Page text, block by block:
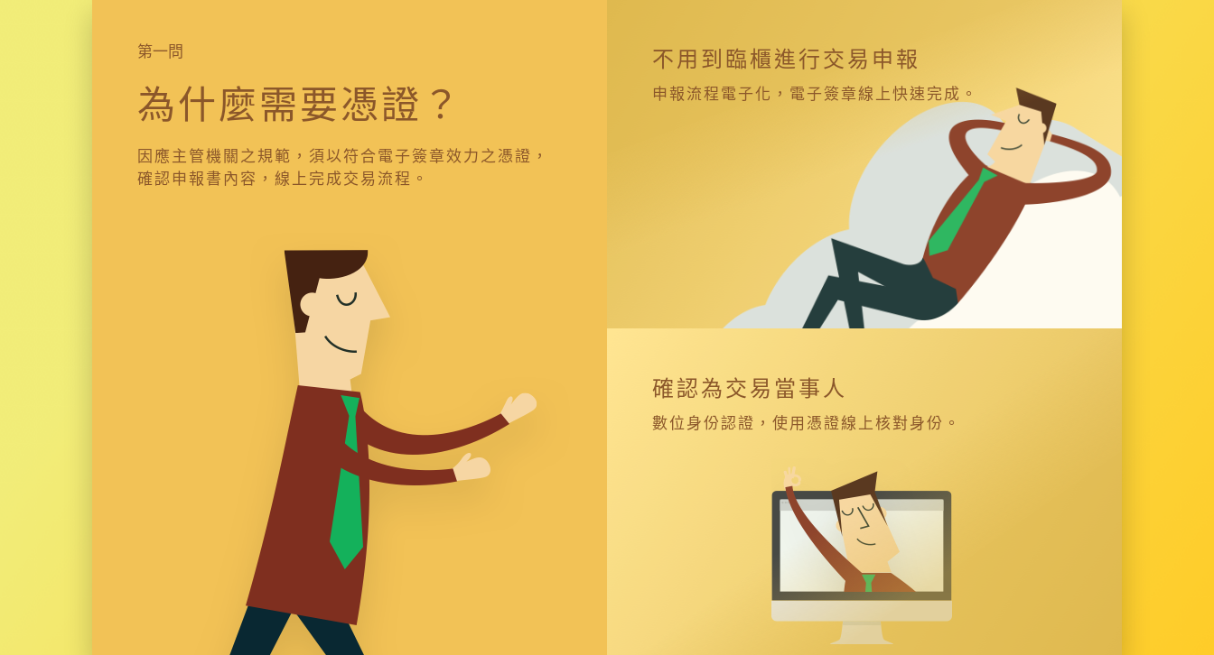
第一問
為什麼需要憑證？
因應主管機關之規範，須以符合電子簽章效力之憑證，
確認申報書內容，線上完成交易流程。
不用到臨櫃進行交易申報
申報流程電子化，電子簽章線上快速完成。
確認為交易當事人
數位身份認證，使用憑證線上核對身份。